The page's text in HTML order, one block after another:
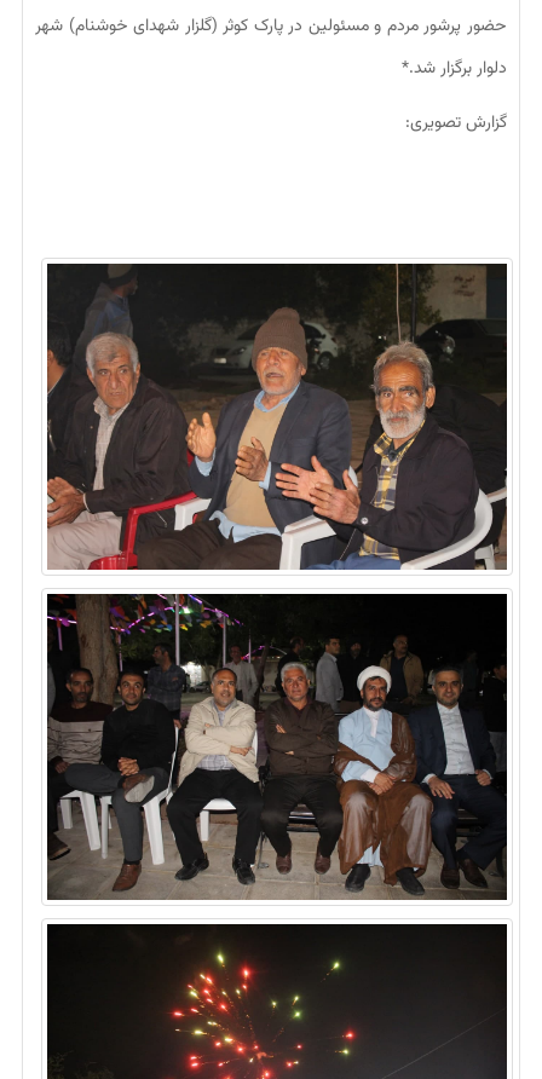
حضور پرشور مردم و مسئولین در پارک کوثر (گلزار شهدای خوشنام) شهر
دلوار برگزار شد.*
گزارش تصویری: